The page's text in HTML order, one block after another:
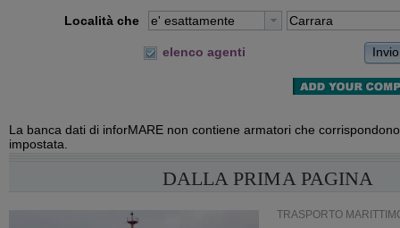
Località che e' esattamente
elenco agenti Invio
La banca dati di inforMARE non contiene armatori che
impostata.
DALLA PRIMA PAGINA
TRASPORTO